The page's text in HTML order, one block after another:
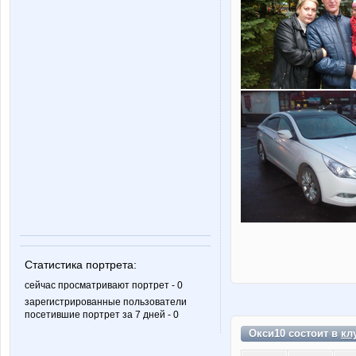
Статистика портрета:
сейчас просматривают портрет - 0
зарегистрированные пользователи
посетившие портрет за 7 дней - 0
Окси10 состоит в